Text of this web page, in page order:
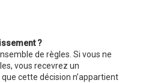
?
de règles. Si vous ne
vous recevrez un
cette décision n’appartient